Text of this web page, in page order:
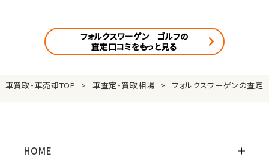
フォルクスワーゲン ゴルフの
査定口コミをもっと見る
車買取・車売却TOP 車査定・買取相場 フォルクスワーゲンの査定
HOME